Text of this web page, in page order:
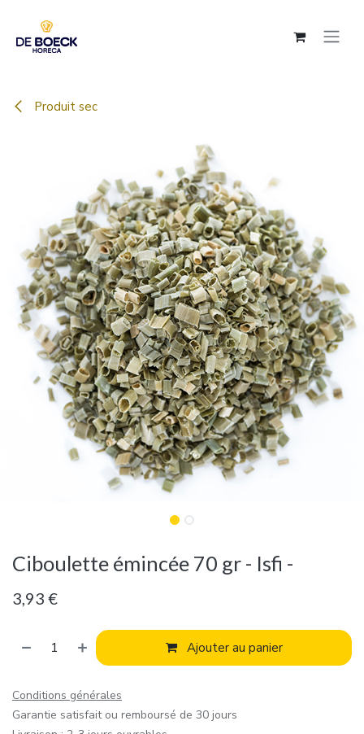
Produit sec
Ciboulette émincée 70 gr - Isfi -
3,93 €
Ajouter au panier
Conditions générales
Garantie satisfait ou remboursé de 30 jours